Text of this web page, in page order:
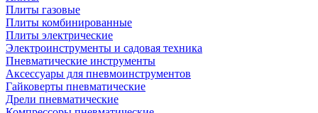
Плиты газовые
Плиты комбинированные
Плиты электрические
Электроинструменты и садовая техника
Пневматические инструменты
Аксессуары для пневмоинструментов
Гайковерты пневматические
Дрели пневматические